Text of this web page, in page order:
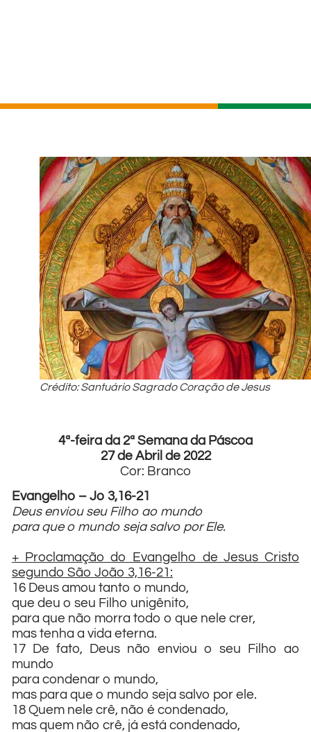
Crédito: Santuário Sagrado Coração de Jesus
4ª-feira da 2ª Semana da Páscoa
27 de Abril de 2022
Cor: Branco
Evangelho – Jo 3,16-21
Deus enviou seu Filho ao mundo
para que o mundo seja salvo por Ele.
+ Proclamação do Evangelho de Jesus Cristo
segundo São João 3,16-21:
16 Deus amou tanto o mundo,
que deu o seu Filho unigênito,
para que não morra todo o que nele crer,
mas tenha a vida eterna.
17 De fato, Deus não enviou o seu Filho ao
mundo
para condenar o mundo,
mas para que o mundo seja salvo por ele.
18 Quem nele crê, não é condenado,
mas quem não crê, já está condenado,